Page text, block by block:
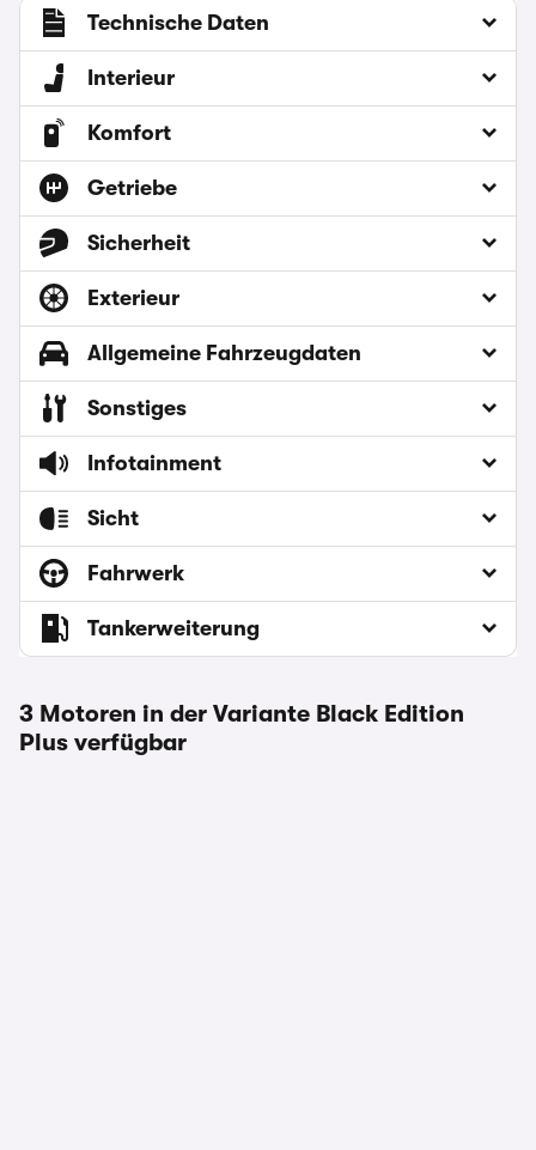
Technische Daten
Interieur
Komfort
Getriebe
Sicherheit
Exterieur
Allgemeine Fahrzeugdaten
Sonstiges
Infotainment
Sicht
Fahrwerk
Tankerweiterung
3 Motoren in der Variante Black Edition
Plus verfügbar